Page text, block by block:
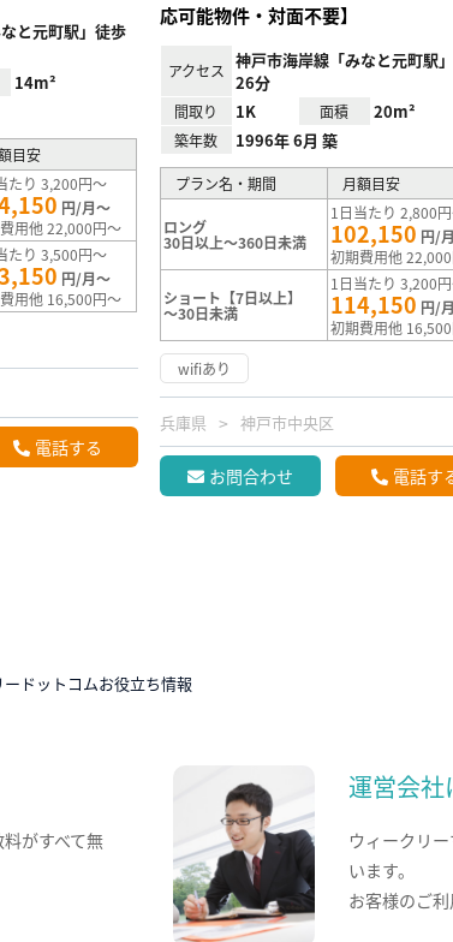
と元町駅」徒歩
14m²
目安
たり 3,200円～
円/月～
用他 22,000円～
たり 3,500円～
円/月～
用他 16,500円～
電話する
応可能物件・対面不要】
アクセス
神戸市海岸線「みなと元町駅
26分
間取り 1K 面積 20m²
築年数 1996年 6月 築
プラン名・期間 月額目安
ロング
30日以上～360日未満
1日当たり 2,800
102,150 円/
初期費用他
ショート【7日以上】
～30日未満
1日当たり 3,200
114,150 円/
初期費用他
wifiあり
兵庫県 神戸市中央区
お問合わせ 電話す
ドットコムお役立ち情報
がすべて無
運営会社
ウィークリ
います。
お客様のご